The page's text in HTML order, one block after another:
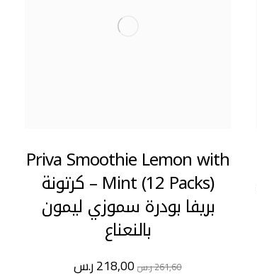
Priva Smoothie Lemon with
Mint (12 Packs) – كرتونة
بريفا بودرة سموزي ليمون
بالنعناع
261,60ر.س 218,00ر.س